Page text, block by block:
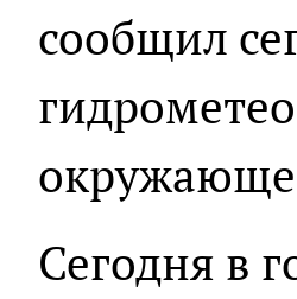
сообщил
Сегодня в